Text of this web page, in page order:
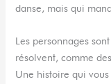
danse, mais qui
Les personnages
résolvent, comme
Une histoire qui